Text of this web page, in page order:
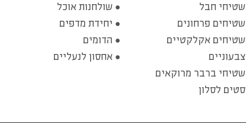
שטיחי חבל
שטיחים פרחונים
שטיחים אקלקטיים
צבעוניים
שטיחי ברבר מרוקאים
סטים לסלון
שולחנות אוכל
יחידת מדפים
הדומים
אחסון לנעליים